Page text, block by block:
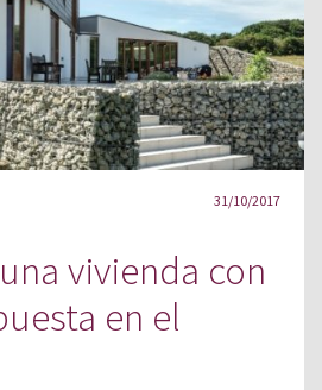
31/10/2017
vivienda con
en el